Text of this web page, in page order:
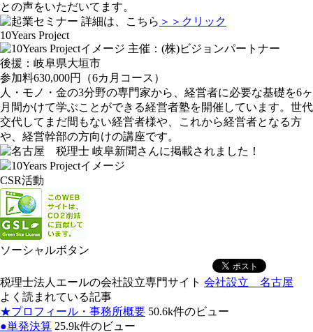
との声をいただいてます。
詳細は、こちら ＞＞クリック
10Years Project
主催：(株)ビジョンパートナー
後援：岐阜県大垣市
参加料630,000円（6カ月コース）
人・モノ・金の3分野の専門家から、経営者に必要な基礎を6ヶ
月間かけて学ぶことができる経営者塾を開催しています。世代
交代してまだ間もない経営者様や、これから経営者となる方
や、経営幹部の方向けの講座です。
岐阜新聞さんに掲載されました！
CSR活動
ソーシャルボタン
税理士法人エールの会社設立専門サイト 会社設立 名古屋
よく読まれている記事
★プロフィール・事務所概要 50.6k件のビュー
●単発決算 25.9k件のビュー